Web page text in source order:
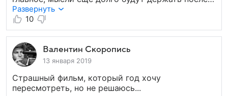
просмотра. Читала отзывы иностранцев, фильм
для них стал открытием к пониманию нашей
истории периода ВОВ и, сохранившейся в нас,
памяти.
Развернуть
10
Валентин Скоропись
13 января 2019
Страшный фильм, который год хочу
пересмотреть, но не решаюсь...